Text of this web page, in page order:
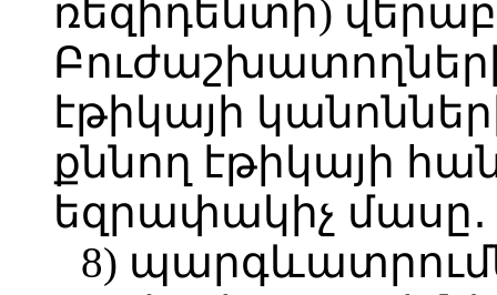
ռեզիդենտի)
էթիկայի
քննող էթիկայի
եզրափակիչ մասը․
8)